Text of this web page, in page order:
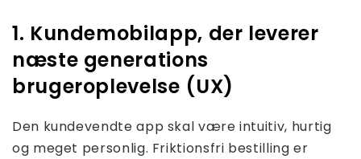
1. Kundemobilapp, der leverer
næste generations
brugeroplevelse (UX)
Den kundevendte app skal være intuitiv, hurtig
og meget personlig. Friktionsfri bestilling er